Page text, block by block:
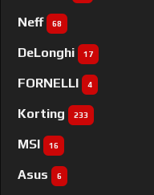
Neff 68
DeLonghi 17
FORNELLI 4
Korting 233
MSI 16
Asus 6